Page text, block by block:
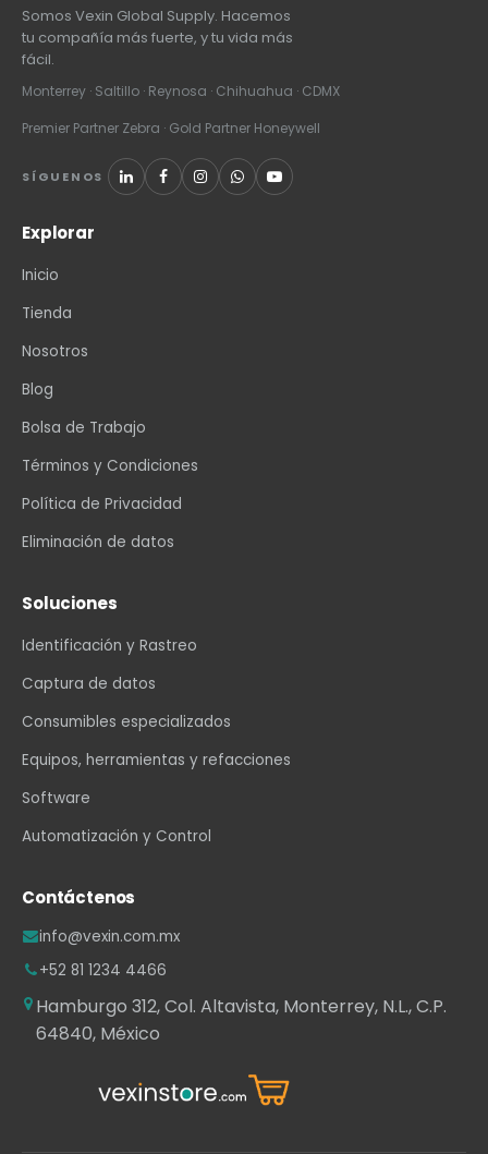
Somos Vexin Global Supply. Hacemos
tu compañía más fuerte, y tu vida más
fácil.
Monterrey · Saltillo · Reynosa · Chihuahua · CDMX
Premier Partner Zebra · Gold Partner Honeywell
SÍGUENOS
Explorar
Inicio
Tienda
Nosotros
Blog
Bolsa de Trabajo
Términos y Condiciones
Política de Privacidad
Eliminación de datos
Soluciones
Identificación y Rastreo
Captura de datos
Consumibles especializados
Equipos, herramientas y refacciones
Software
Automatización y Control
Contáctenos
info@vexin.com.mx
+52 81 1234 4466
Hamburgo 312, Col. Altavista, Monterrey, N.L., C.P.
64840, México